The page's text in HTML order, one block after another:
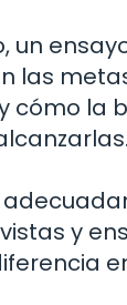
un
las
cómo la
y